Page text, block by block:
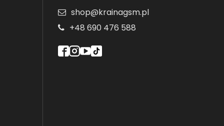
shop@krainagsm.pl
+48 690 476 588